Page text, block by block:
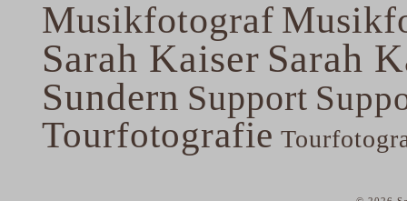
Musikfotograf
Sarah Kaiser Sarah
Sundern Support
Tourfotografie